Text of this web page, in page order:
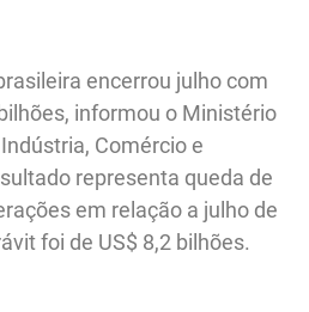
encerrou julho com
informou o Ministério
Comércio e
representa queda de
em relação a julho de
foi de US$ 8,2 bilhões.